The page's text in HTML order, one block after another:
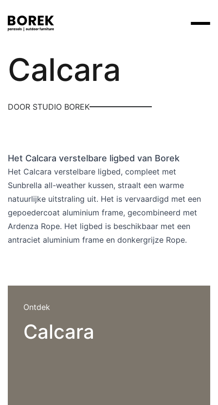
Producten
Parasols
Stoelen
Ligbedden
Overig
Deals
Collecties
Merken
Yoi
VerkooppuntenVerkooppunten zoeken
Designers
Prijscatalogi
Flagship stores
Events
Zoek
Borek
Calcara
DOOR STUDIO BOREK
Het Calcara verstelbare ligbed van Borek
Het Calcara verstelbare ligbed, compleet met
Sunbrella all-weather kussen, straalt een warme
natuurlijke uitstraling uit. Het is vervaardigd met een
gepoedercoat aluminium frame, gecombineerd met
Ardenza Rope. Het ligbed is beschikbaar met een
antraciet aluminium frame en donkergrijze Rope.
Ontdek
Calcara